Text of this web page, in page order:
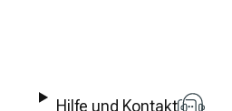
Hilfe und Kontakt